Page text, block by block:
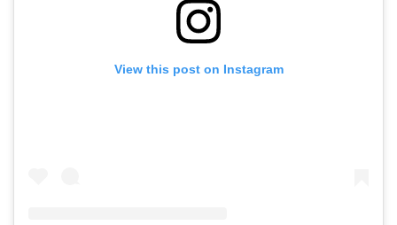
View this post on Instagram